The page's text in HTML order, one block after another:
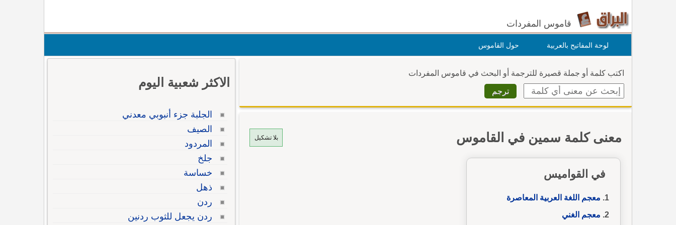
قاموس المفردات
لوحة المفاتيح بالعربية حول القاموس
اكتب كلمة أو جملة قصيرة للترجمة أو البحث في قاموس المفردات
بلا تشكيل معنى كلمة سمين في القاموس
في القواميس
معجم اللغة العربية المعاصرة
معجم الغني
الاكثر شعبية اليوم
الجلبة جزء أنبوبي معدني
الصيف
المردود
جلخ
خساسة
ذهل
ردن
ردن يجعل للثوب ردنين